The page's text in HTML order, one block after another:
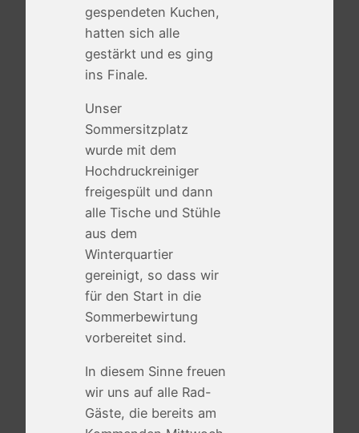
gespendeten Kuchen,
hatten sich alle
gestärkt und es ging
ins Finale.
Unser
Sommersitzplatz
wurde mit dem
Hochdruckreiniger
freigespült und dann
alle Tische und Stühle
aus dem
Winterquartier
gereinigt, so dass wir
für den Start in die
Sommerbewirtung
vorbereitet sind.
In diesem Sinne freuen
wir uns auf alle Rad-
Gäste, die bereits am